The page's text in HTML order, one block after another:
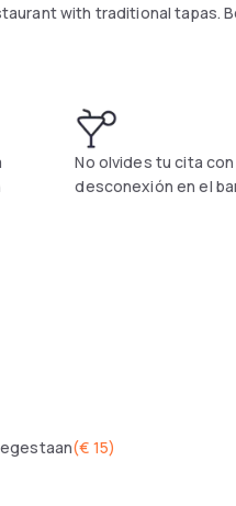
with traditional tapas.
No olvides tu cita con
desconexión en el
(€ 15)